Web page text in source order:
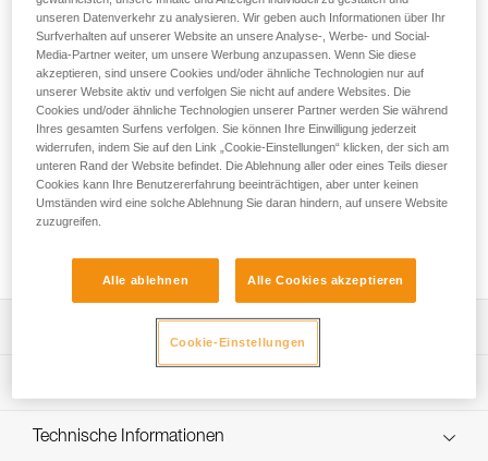
DAS Expressset zum Sportklettern und Auschecken von
Kletterrouten! Das Set enthält sechs Expresssets mit einer
Länge von 17 cm; ideal, um sein vorhandenes Exen-Set zu
vervollständigen. Das SPIRIT EXPRESS-Expressset ist leicht,
ergonomisch geformt und vielseitig einsetzbar. Das Design
der SPIRIT-Karabiner optimiert die Handgriffe beim Klettern.
Das Keylock-System der Karabiner verhindert, dass sie sich
beim Ein- und Aushängen verhaken. Die ergonomische
EXPRESS-Schlinge liegt perfekt in der Hand. Das
ausgezeichnete Verhältnis zwischen Gewichtsersparnis und
Leistungsfähigkeit ermöglicht, viele Felsrouten nacheinander
zu klettern oder sich in Mehrseillängenrouten zu wagen.
Leistungsverzeichnis
und Leistungsfähigkeit.
Bruchlast längs: 23 kN
Technische Informationen
unseren Datenverkehr zu analysieren. Wir geben auch Informationen über Ihr
Surfverhalten auf unserer Website an unsere Analyse-, Werbe- und Social-
Media-Partner weiter, um unsere Werbung anzupassen. Wenn Sie diese
akzeptieren, sind unsere Cookies und/oder ähnliche Technologien nur auf
unserer Website aktiv und verfolgen Sie nicht auf andere Websites. Die
Cookies und/oder ähnliche Technologien unserer Partner werden Sie während
Ihres gesamten Surfens verfolgen. Sie können Ihre Einwilligung jederzeit
widerrufen, indem Sie auf den Link „Cookie-Einstellungen“ klicken, der sich am
unteren Rand der Website befindet. Die Ablehnung aller oder eines Teils dieser
Cookies kann Ihre Benutzererfahrung beeinträchtigen, aber unter keinen
Umständen wird eine solche Ablehnung Sie daran hindern, auf unsere Website
zuzugreifen.
Alle ablehnen Alle Cookies akzeptieren
Cookie-Einstellungen